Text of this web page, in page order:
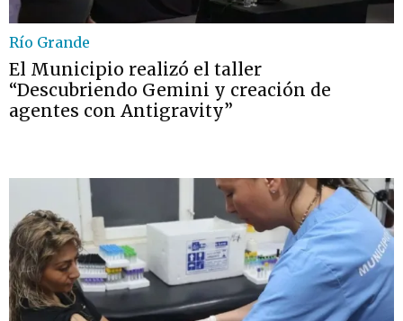
Río Grande
El Municipio realizó el taller
“Descubriendo Gemini y creación de
agentes con Antigravity”